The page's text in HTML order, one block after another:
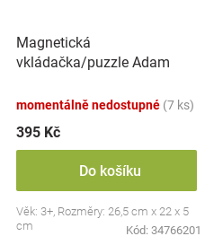
Magnetická
vkládačka/puzzle Adam
momentálně nedostupné (7 ks)
395 Kč
Do košíku
Věk: 3+, Rozměry: 26,5 cm x 22 x 5
cm
Kód: 34766201